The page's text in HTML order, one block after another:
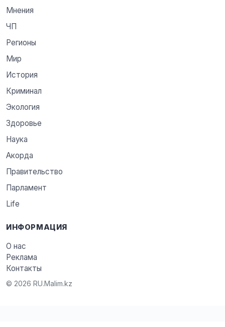
Мнения
ЧП
Регионы
Мир
История
Криминал
Экология
Здоровье
Наука
Акорда
Правительство
Парламент
Life
ИНФОРМАЦИЯ
О нас
Реклама
Контакты
© 2026 RU.Malim.kz